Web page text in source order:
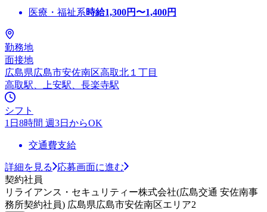
医療・福祉系時給1,300円〜1,400円
勤務地
面接地
広島県広島市安佐南区高取北１丁目
高取駅、上安駅、長楽寺駅
シフト
1日8時間 週3日からOK
交通費支給
詳細を見る
応募画面に進む
契約社員
リライアンス・セキュリティー株式会社(広島交通 安佐南事
務所契約社員) 広島県広島市安佐南区エリア2